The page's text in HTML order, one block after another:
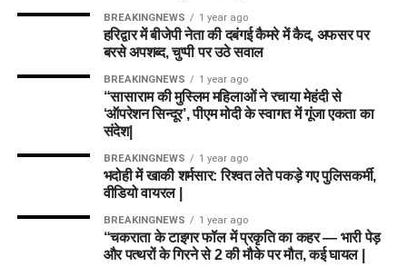
BREAKINGNEWS 1 year ago
हरिद्वार में बीजेपी नेता की दबंगई कैमरे में कैद, अफसर पर
बरसे अपशब्द, चुप्पी पर उठे सवाल
BREAKINGNEWS 1 year ago
“सासाराम की मुस्लिम महिलाओं ने रचाया मेहंदी से
‘ऑपरेशन सिन्दूर’, पीएम मोदी के स्वागत में गूंजा एकता का
संदेश|
BREAKINGNEWS 1 year ago
भदोही में खाकी शर्मसार: रिश्वत लेते पकड़े गए पुलिसकर्मी,
वीडियो वायरल |
BREAKINGNEWS 1 year ago
“चकराता के टाइगर फॉल में प्रकृति का कहर — भारी पेड़
और पत्थरों के गिरने से 2 की मौके पर मौत, कई घायल |